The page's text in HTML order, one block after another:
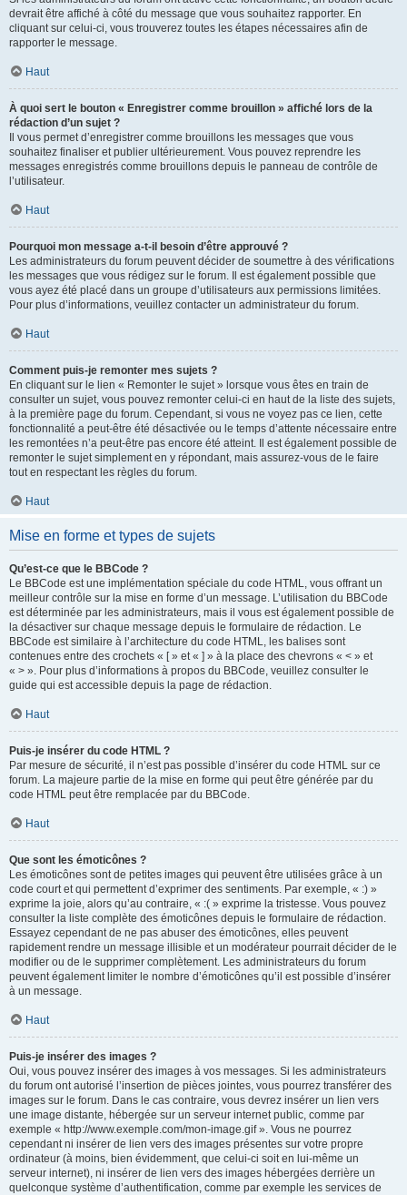
devrait être affiché à côté du message que vous souhaitez rapporter. En
cliquant sur celui-ci, vous trouverez toutes les étapes nécessaires afin de
rapporter le message.
Haut
À quoi sert le bouton « Enregistrer comme brouillon » affiché lors de la
rédaction d’un sujet ?
Il vous permet d’enregistrer comme brouillons les messages que vous
souhaitez finaliser et publier ultérieurement. Vous pouvez reprendre les
messages enregistrés comme brouillons depuis le panneau de contrôle de
l’utilisateur.
Haut
Pourquoi mon message a-t-il besoin d’être approuvé ?
Les administrateurs du forum peuvent décider de soumettre à des vérifications
les messages que vous rédigez sur le forum. Il est également possible que
vous ayez été placé dans un groupe d’utilisateurs aux permissions limitées.
Pour plus d’informations, veuillez contacter un administrateur du forum.
Haut
Comment puis-je remonter mes sujets ?
En cliquant sur le lien « Remonter le sujet » lorsque vous êtes en train de
consulter un sujet, vous pouvez remonter celui-ci en haut de la liste des sujets,
à la première page du forum. Cependant, si vous ne voyez pas ce lien, cette
fonctionnalité a peut-être été désactivée ou le temps d’attente nécessaire entre
les remontées n’a peut-être pas encore été atteint. Il est également possible de
remonter le sujet simplement en y répondant, mais assurez-vous de le faire
tout en respectant les règles du forum.
Haut
Mise en forme et types de sujets
Qu’est-ce que le BBCode ?
Le BBCode est une implémentation spéciale du code HTML, vous offrant un
meilleur contrôle sur la mise en forme d’un message. L’utilisation du BBCode
est déterminée par les administrateurs, mais il vous est également possible de
la désactiver sur chaque message depuis le formulaire de rédaction. Le
BBCode est similaire à l’architecture du code HTML, les balises sont
contenues entre des crochets « [ » et « ] » à la place des chevrons « < » et
« > ». Pour plus d’informations à propos du BBCode, veuillez consulter le
guide qui est accessible depuis la page de rédaction.
Haut
Puis-je insérer du code HTML ?
Par mesure de sécurité, il n’est pas possible d’insérer du code HTML sur ce
forum. La majeure partie de la mise en forme qui peut être générée par du
code HTML peut être remplacée par du BBCode.
Haut
Que sont les émoticônes ?
Les émoticônes sont de petites images qui peuvent être utilisées grâce à un
code court et qui permettent d’exprimer des sentiments. Par exemple, « :) »
exprime la joie, alors qu’au contraire, « :( » exprime la tristesse. Vous pouvez
consulter la liste complète des émoticônes depuis le formulaire de rédaction.
Essayez cependant de ne pas abuser des émoticônes, elles peuvent
rapidement rendre un message illisible et un modérateur pourrait décider de le
modifier ou de le supprimer complètement. Les administrateurs du forum
peuvent également limiter le nombre d’émoticônes qu’il est possible d’insérer
à un message.
Haut
Puis-je insérer des images ?
Oui, vous pouvez insérer des images à vos messages. Si les administrateurs
du forum ont autorisé l’insertion de pièces jointes, vous pourrez transférer des
images sur le forum. Dans le cas contraire, vous devrez insérer un lien vers
une image distante, hébergée sur un serveur internet public, comme par
exemple « http://www.exemple.com/mon-image.gif ». Vous ne pourrez
cependant ni insérer de lien vers des images présentes sur votre propre
ordinateur (à moins, bien évidemment, que celui-ci soit en lui-même un
serveur internet), ni insérer de lien vers des images hébergées derrière un
quelconque système d’authentification, comme par exemple les services de